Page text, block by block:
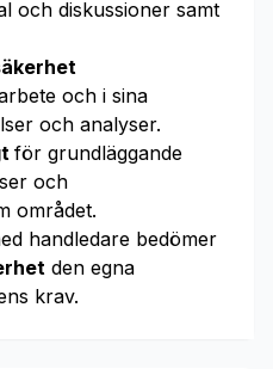
och diskussioner samt
och i sina
och analyser.
för grundläggande
och
området.
handledare bedömer
den egna
krav.